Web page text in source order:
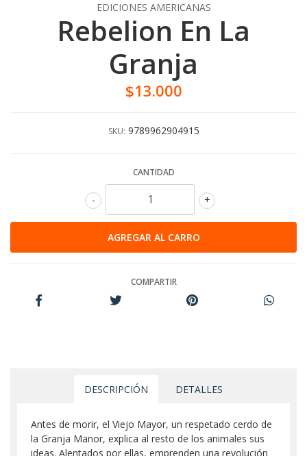
EDICIONES AMERICANAS
Rebelion En La
Granja
$13.000
SKU: 9789962904915
CANTIDAD
+
-
COMPARTIR
DESCRIPCIÓN DETALLES
Antes de morir, el Viejo Mayor, un respetado cerdo de
la Granja Manor, explica al resto de los animales sus
ideas. Alentados por ellas, emprenden una revolución